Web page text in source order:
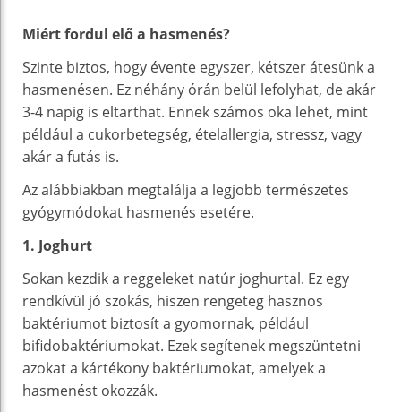
Miért fordul elő a hasmenés?
Szinte biztos, hogy évente egyszer, kétszer átesünk a
hasmenésen. Ez néhány órán belül lefolyhat, de akár
3-4 napig is eltarthat. Ennek számos oka lehet, mint
például a cukorbetegség, ételallergia, stressz, vagy
akár a futás is.
Az alábbiakban megtalálja a legjobb természetes
gyógymódokat hasmenés esetére.
1. Joghurt
Sokan kezdik a reggeleket natúr joghurtal. Ez egy
rendkívül jó szokás, hiszen rengeteg hasznos
baktériumot biztosít a gyomornak, például
bifidobaktériumokat. Ezek segítenek megszüntetni
azokat a kártékony baktériumokat, amelyek a
hasmenést okozzák.